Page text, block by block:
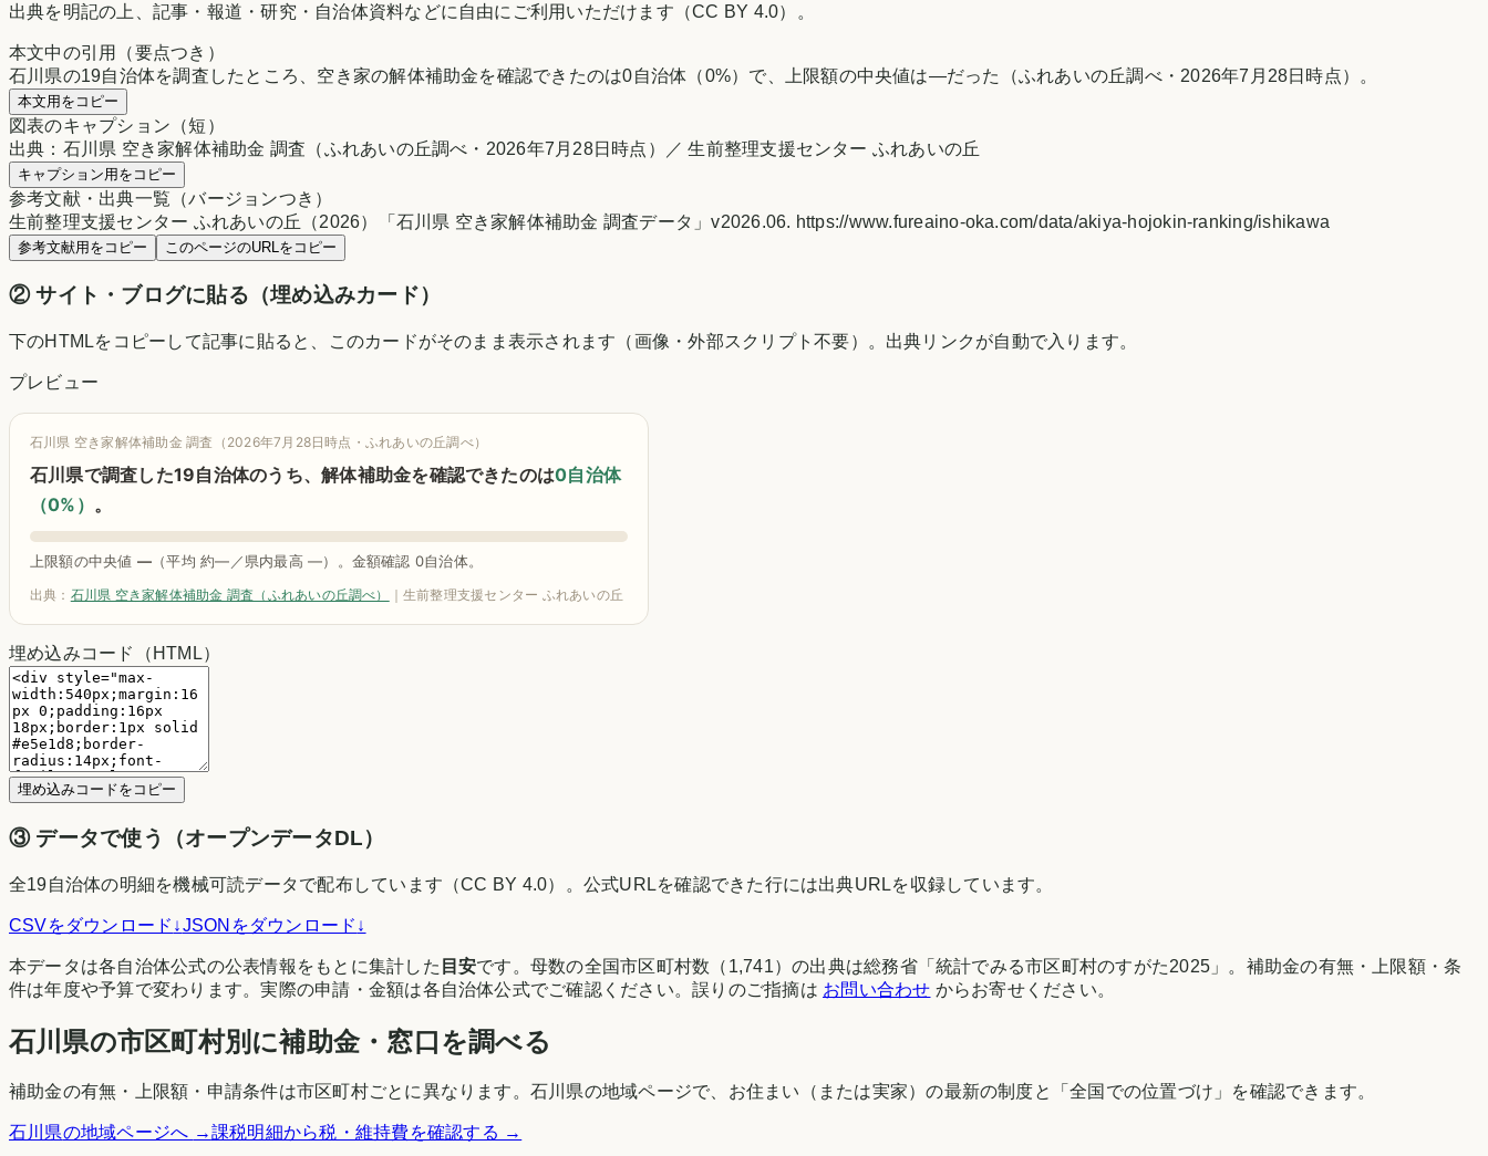
出典を明記の上、記事・報道・研究・自治体資料などに自由にご利用いただけます（CC BY 4.0）。
本文中の引用（要点つき）
石川県の19自治体を調査したところ、空き家の解体補助金を確認できたのは0自治体（0%）で、上限額の中央値は—だった（ふれあいの丘調べ・2026年7月28日時点）。
本文用をコピー
図表のキャプション（短）
出典：石川県 空き家解体補助金 調査（ふれあいの丘調べ・2026年7月28日時点）／ 生前整理支援センター ふれあいの丘
キャプション用をコピー
参考文献・出典一覧（バージョンつき）
生前整理支援センター ふれあいの丘（2026）「石川県 空き家解体補助金 調査データ」v2026.06. https://www.fureaino-oka.com/data/akiya-hojokin-ranking/ishikawa
参考文献用をコピー このページのURLをコピー
② サイト・ブログに貼る（埋め込みカード）
下のHTMLをコピーして記事に貼ると、このカードがそのまま表示されます（画像・外部スクリプト不要）。出典リンクが自動で入ります。
プレビュー
石川県 空き家解体補助金 調査（2026年7月28日時点・ふれあいの丘調べ）
石川県で調査した19自治体のうち、解体補助金を確認できたのは0自治体
（0%） 。
上限額の中央値 — （平均 約—／県内最高 —）。金額確認 0自治体。
出典： 石川県 空き家解体補助金 調査（ふれあいの丘調べ） ｜生前整理支援センター ふれあいの丘
埋め込みコード（HTML）
埋め込みコードをコピー
③データで使う（オープンデータDL）
全19自治体の明細を機械可読データで配布しています（CC BY 4.0）。公式URLを確認できた行には出典URLを収録しています。
CSVをダウンロード ↓JSONをダウンロード ↓
本データは各自治体公式の公表情報をもとに集計した 目安です。母数の全国市区町村数（ 1,741）の出典は総務省「統計でみる市区町村のすがた2025」 。補助金の有無・上限額・条
件は年度や予算で変わります。実際の申請・金額は各自治体公式でご確認ください。誤りのご指摘は お問い合わせ からお寄せください。
石川県の市区町村別に補助金・窓口を調べる
補助金の有無・上限額・申請条件は市区町村ごとに異なります。 石川県の地域ページで、お住まい（または実家）の最新の制度と「全国での位置づけ」を確認できます。
石川県の地域ページへ →課税明細から税・維持費を確認する →